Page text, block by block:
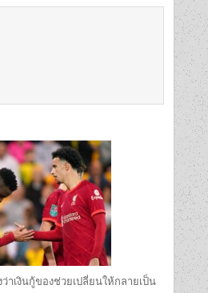
าเงินกู้ของช่วยเปลี่ยนให้กลายเป็น